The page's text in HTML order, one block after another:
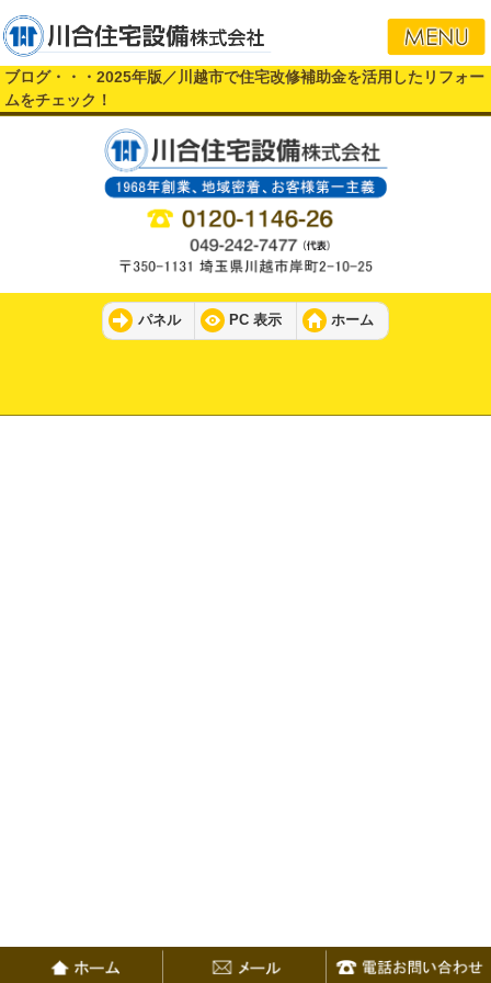
ブログ・・・2025年版／川越市で住宅改修補助金を活用したリフォー
ムをチェック！
パネル PC 表示 ホーム